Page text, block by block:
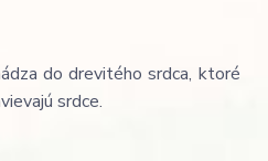
do drevitého srdca, ktoré
srdce.